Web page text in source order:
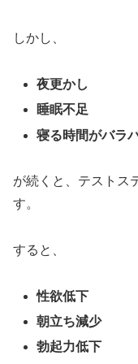
しかし、
夜更かし
睡眠不足
寝る時間がバラ
が続くと、テストス
す。
すると、
性欲低下
朝立ち減少
勃起力低下